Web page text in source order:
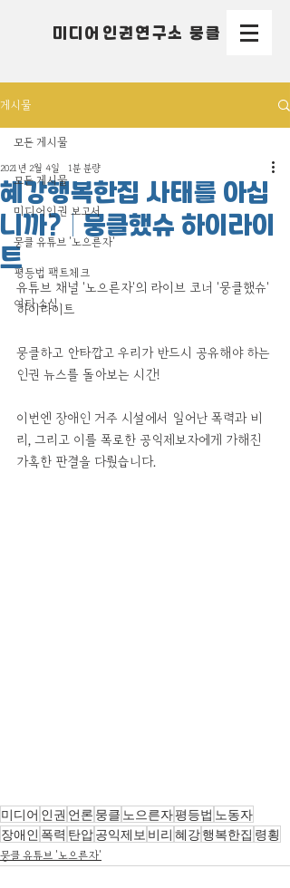
미디어인권연구소 뭉클
게시물
모든 게시물
미디어인권 보고서
뭉클 유튜브 '노으른자'
평등법 팩트체크
여타 소식
모든 게시물
혜강행복한집 사태를 아십
니까?│뭉클했슈 하이라이
트
2021년 2월 4일 1분 분량
유튜브 채널 '노으른자'의 라이브 코너 '뭉클했슈'
하이라이트
뭉클하고 안타깝고 우리가 반드시 공유해야 하는
인권 뉴스를 돌아보는 시간!
이번엔 장애인 거주 시설에서 일어난 폭력과 비
리, 그리고 이를 폭로한 공익제보자에게 가해진
가혹한 판결을 다뤘습니다.
미디어 인권 언론 뭉클 노으른자평등법 노동자
장애인 폭력 탄압공익제보 비리 혜강행복한집 령횡
뭉클 유튜브 '노으른자'